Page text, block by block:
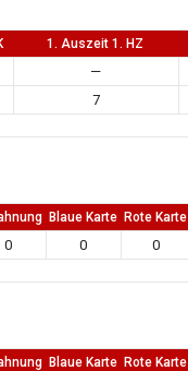
1. Auszeit 1. HZ
—
7
Blaue Karte Rote Karte
0 0 0
Blaue Karte Rote Karte